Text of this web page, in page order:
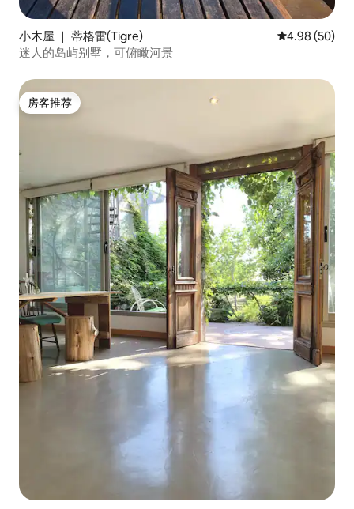
小木屋 ｜ 蒂格雷(Tigre) 平均评分 4.98
4.98 (50)
迷人的岛屿别墅，可俯瞰河景
房客推荐
房客推荐